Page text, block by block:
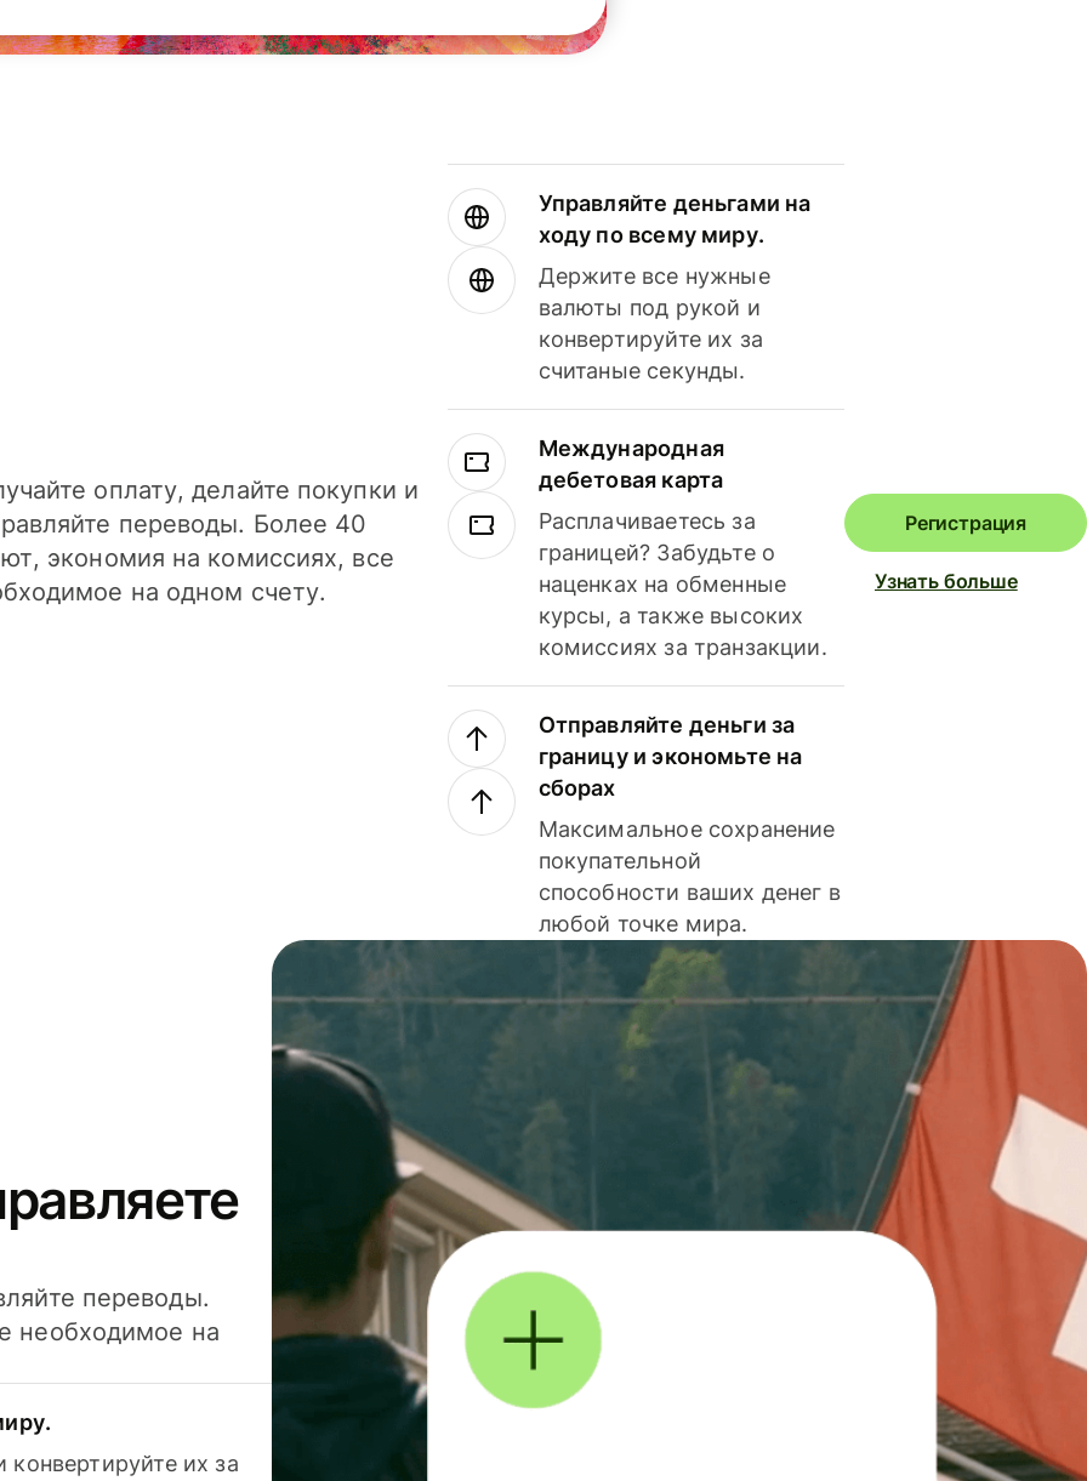
оплату, делайте покупки и
переводы. Более 40
экономия на комиссиях, все
на одном счету.
Управляйте деньгами на
ходу по всему миру.
Держите все нужные
валюты под рукой и
конвертируйте их за
считаные секунды.
Международная
дебетовая карта
Расплачиваетесь за
границей? Забудьте о
наценках на обменные
курсы, а также высоких
комиссиях за транзакции.
Отправляйте деньги за
границу и экономьте на
сборах
Максимальное сохранение
покупательной
способности ваших денег в
любой точке мира.
Регистрация
Узнать больше
переводы.
необходимое на
их за